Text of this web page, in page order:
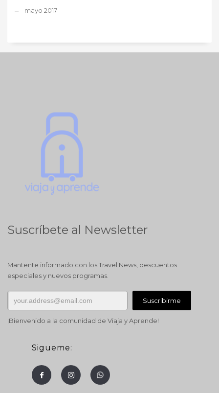
mayo 2017
Suscríbete al Newsletter
Mantente informado con los Travel News, descuentos
especiales y nuevos programas.
¡Bienvenido a la comunidad de Viaja y Aprende!
Sigueme: